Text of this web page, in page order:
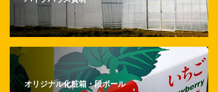
オリジナル化粧箱・段ボール